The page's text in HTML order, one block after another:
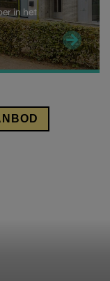
kan je
niet hoger ligt
op de
in het